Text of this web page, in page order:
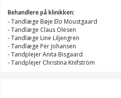
Behandlere på klinikken:
-Tandlæge Bøje Elo Moustgaard
-Tandlæge Claus Olesen
-Tandlæge Line Liljengren
-Tandlæge Per Johansen
-Tandplejer Anita Bisgaard
-Tandplejer Christina Knifström